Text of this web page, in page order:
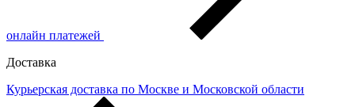
онлайн платежей
Доставка
Курьерская доставка по Москве и Московской области